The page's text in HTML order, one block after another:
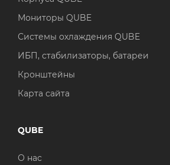
Мониторы QUBE
Системы охлаждения QUBE
ИБП, стабилизаторы, батареи
Кронштейны
Карта сайта
QUBE
О нас